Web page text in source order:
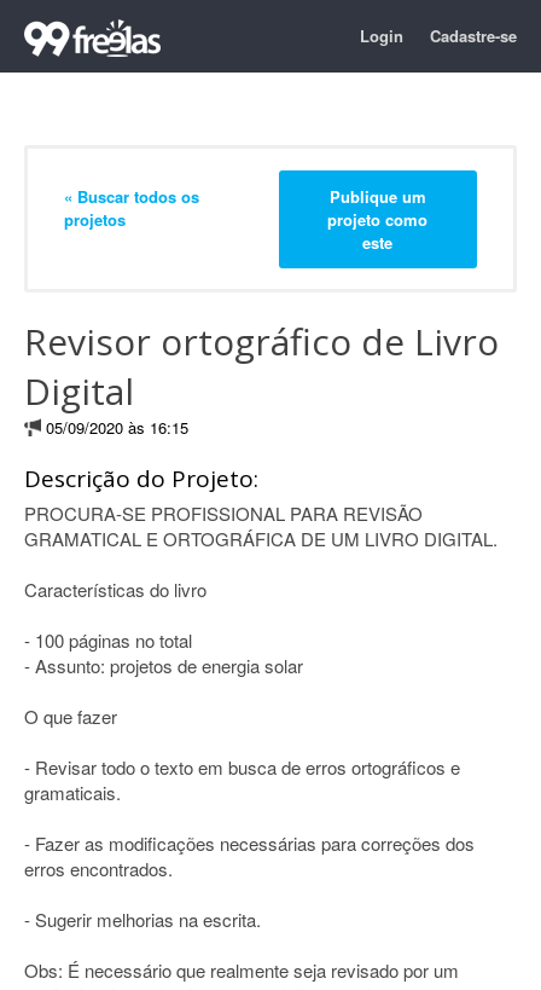
Login Cadastre-se
« Buscar todos os
projetos
Publique um
projeto como
este
Revisor ortográfico de Livro
Digital
05/09/2020 às 16:15
Descrição do Projeto:
PROCURA-SE PROFISSIONAL PARA REVISÃO
GRAMATICAL E ORTOGRÁFICA DE UM LIVRO DIGITAL.
Características do livro
- 100 páginas no total
- Assunto: projetos de energia solar
O que fazer
- Revisar todo o texto em busca de erros ortográficos e
gramaticais.
- Fazer as modificações necessárias para correções dos
erros encontrados.
- Sugerir melhorias na escrita.
Obs: É necessário que realmente seja revisado por um